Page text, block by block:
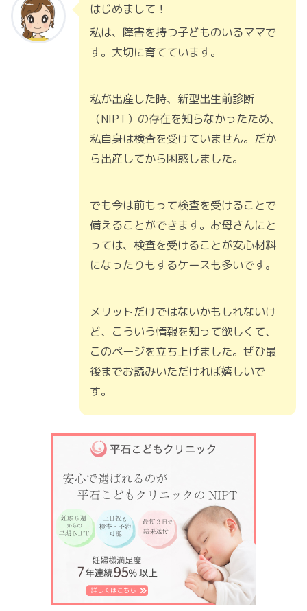
はじめまして！
私は、障害を持つ子どものいるママで
す。大切に育てています。
私が出産した時、新型出生前診断
（NIPT）の存在を知らなかったため、
私自身は検査を受けていません。だか
ら出産してから困惑しました。
でも今は前もって検査を受けることで
備えることができます。お母さんにと
っては、検査を受けることが安心材料
になったりもするケースも多いです。
メリットだけではないかもしれないけ
ど、こういう情報を知って欲しくて、
このページを立ち上げました。ぜひ最
後までお読みいただければ嬉しいで
す。